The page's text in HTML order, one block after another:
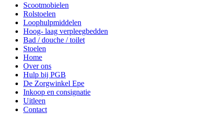
Scootmobielen
Rolstoelen
Loophulpmiddelen
Hoog- laag verpleegbedden
Bad / douche / toilet
Stoelen
Home
Over ons
Hulp bij PGB
De Zorgwinkel Epe
Inkoop en consignatie
Uitleen
Contact